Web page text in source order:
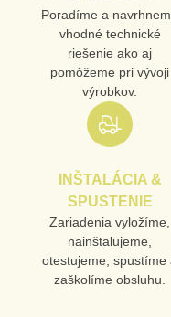
Poradíme a
vhodné technické
riešenie ako aj
pomôžeme pri vývoji
výrobkov.
INŠTALÁCIA &
SPUSTENIE
Zariadenia vyložíme,
nainštalujeme,
otestujeme, spustíme
zaškolíme obsluhu.